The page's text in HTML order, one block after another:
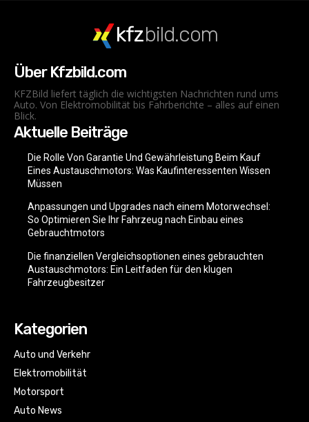
kfzbild.com
Über Kfzbild.com
KFZBild liefert täglich die wichtigsten Nachrichten rund ums
Auto. Von Elektromobilität bis Fahrberichte – alles auf einen
Blick.
Aktuelle Beiträge
Die Rolle Von Garantie Und Gewährleistung Beim Kauf
Eines Austauschmotors: Was Kaufinteressenten Wissen
Müssen
Anpassungen und Upgrades nach einem Motorwechsel:
So Optimieren Sie Ihr Fahrzeug nach Einbau eines
Gebrauchtmotors
Die finanziellen Vergleichsoptionen eines gebrauchten
Austauschmotors: Ein Leitfaden für den klugen
Fahrzeugbesitzer
Kategorien
Auto und Verkehr
Elektromobilität
Motorsport
Auto News